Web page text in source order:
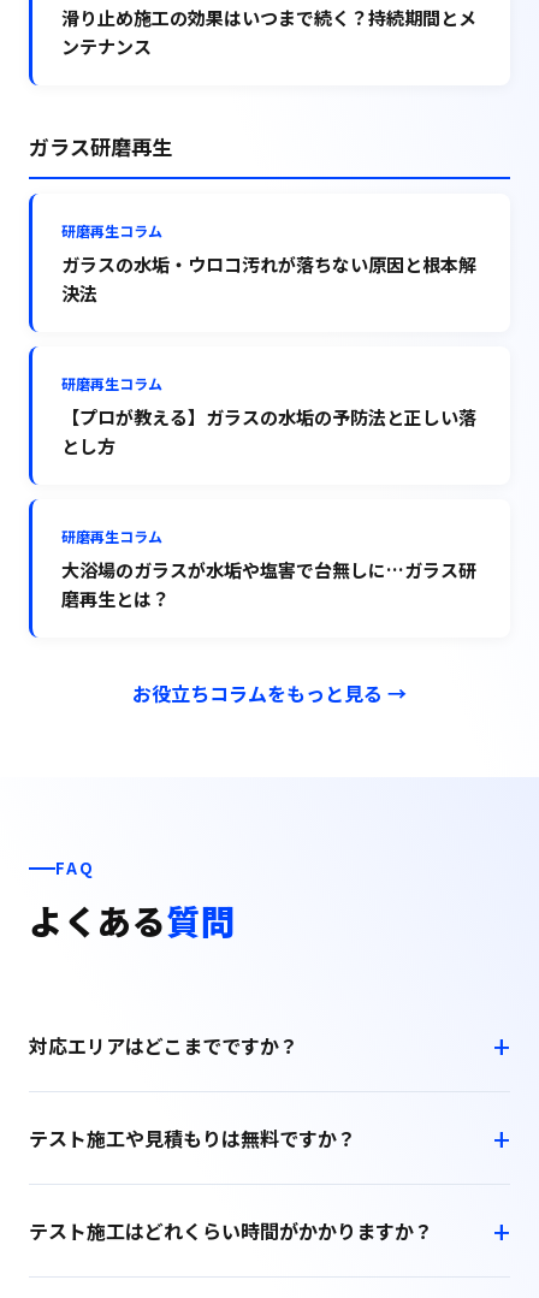
滑り止め施工の効果はいつまで続く？持続期間とメ
ンテナンス
ガラス研磨再生
研磨再生コラム
ガラスの水垢・ウロコ汚れが落ちない原因と根本解
決法
研磨再生コラム
【プロが教える】ガラスの水垢の予防法と正しい落
とし方
研磨再生コラム
大浴場のガラスが水垢や塩害で台無しに…ガラス研
磨再生とは？
お役立ちコラムをもっと見る →
FAQ
よくある質問
対応エリアはどこまでですか？
テスト施工や見積もりは無料ですか？
テスト施工はどれくらい時間がかかりますか？